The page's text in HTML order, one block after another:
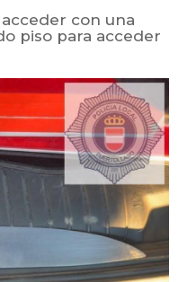
con una
piso para acceder